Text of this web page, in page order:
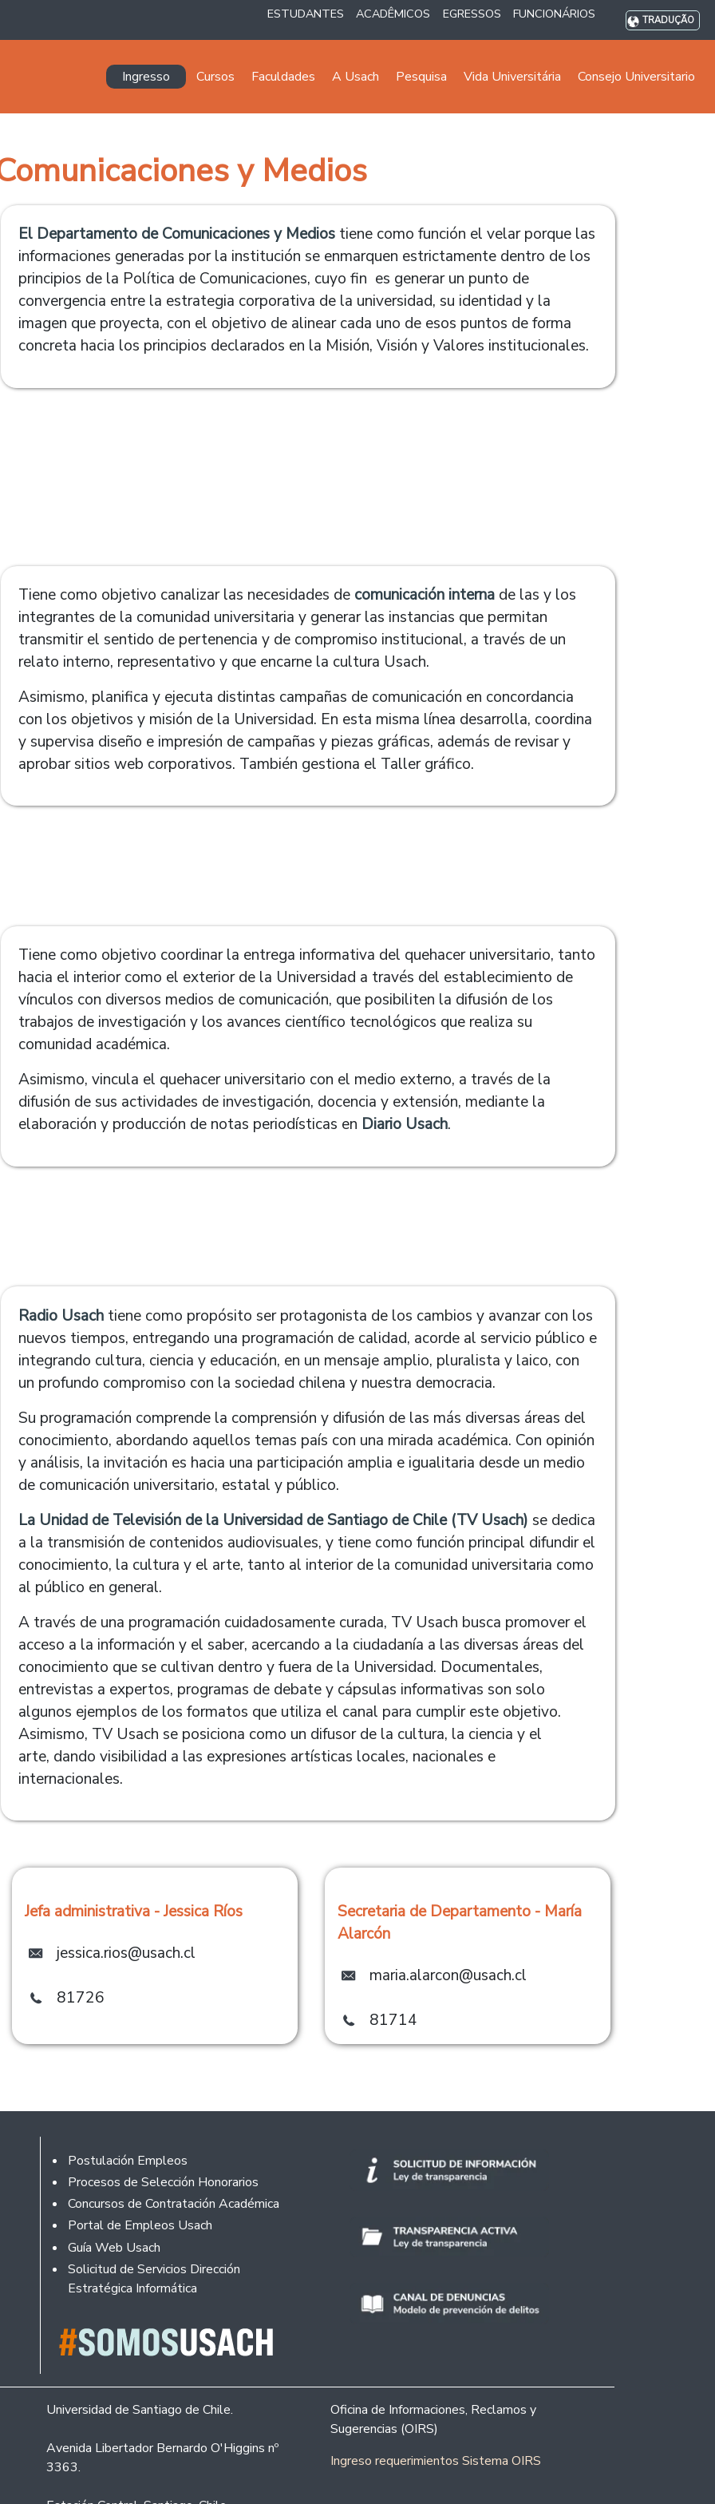
ESTUDANTES ACADÊMICOS EGRESSOS FUNCIONÁRIOS TRADUÇÃO
Navegación principal
Ingresso Cursos Faculdades A Usach Pesquisa Vida Universitária Consejo Universitario
y Medios
El Departamento de Comunicaciones y Medios tiene como función el velar porque las
informaciones generadas por la institución se enmarquen estrictamente dentro de los
principios de la Política de Comunicaciones, cuyo fin es generar un punto de
convergencia entre la estrategia corporativa de la universidad, su identidad y la
imagen que proyecta, con el objetivo de alinear cada uno de esos puntos de forma
concreta hacia los principios declarados en la Misión, Visión y Valores institucionales.
Tiene como objetivo canalizar las necesidades de comunicación interna de las y los
integrantes de la comunidad universitaria y generar las instancias que permitan
transmitir el sentido de pertenencia y de compromiso institucional, a través de un
relato interno, representativo y que encarne la cultura Usach.
Asimismo, planifica y ejecuta distintas campañas de comunicación en concordancia
con los objetivos y misión de la Universidad. En esta misma línea desarrolla, coordina
y supervisa diseño e impresión de campañas y piezas gráficas, además de revisar y
aprobar sitios web corporativos. También gestiona el Taller gráfico.
Tiene como objetivo coordinar la entrega informativa del quehacer universitario, tanto
hacia el interior como el exterior de la Universidad a través del establecimiento de
vínculos con diversos medios de comunicación, que posibiliten la difusión de los
trabajos de investigación y los avances científico tecnológicos que realiza su
comunidad académica.
Asimismo, vincula el quehacer universitario con el medio externo, a través de la
difusión de sus actividades de investigación, docencia y extensión, mediante la
elaboración y producción de notas periodísticas en Diario Usach.
Radio Usach tiene como propósito ser protagonista de los cambios y avanzar con los
nuevos tiempos, entregando una programación de calidad, acorde al servicio público e
integrando cultura, ciencia y educación, en un mensaje amplio, pluralista y laico, con
un profundo compromiso con la sociedad chilena y nuestra democracia.
Su programación comprende la comprensión y difusión de las más diversas áreas del
conocimiento, abordando aquellos temas país con una mirada académica. Con opinión
y análisis, la invitación es hacia una participación amplia e igualitaria desde un medio
de comunicación universitario, estatal y público.
La Unidad de Televisión de la Universidad de Santiago de Chile (TV Usach)se dedica
a la transmisión de contenidos audiovisuales, y tiene como función principal difundir el
conocimiento, la cultura y el arte, tanto al interior de la comunidad universitaria como
al público en general.
A través de una programación cuidadosamente curada, TV Usach busca promover el
acceso a la información y el saber, acercando a la ciudadanía a las diversas áreas del
conocimiento que se cultivan dentro y fuera de la Universidad. Documentales,
entrevistas a expertos, programas de debate y cápsulas informativas son solo
algunos ejemplos de los formatos que utiliza el canal para cumplir este objetivo.
Asimismo, TV Usach se posiciona como un difusor de la cultura, la ciencia y el
arte, dando visibilidad a las expresiones artísticas locales, nacionales e
internacionales.
Jefa administrativa - Jessica Ríos
jessica.rios@usach.cl
81726
Secretaria de Departamento - María
Alarcón
maria.alarcon@usach.cl
81714
Rodapé
Postulación Empleos
Procesos de Selección Honorarios
Concursos de Contratación Académica
Portal de Empleos Usach
Guía Web Usach
Solicitud de Servicios Dirección
Estratégica Informática
Universidad de Santiago de Chile.
Avenida Libertador Bernardo O'Higgins nº
3363.
Oficina de Informaciones, Reclamos y
Sugerencias (OIRS)
Ingreso requerimientos Sistema OIRS